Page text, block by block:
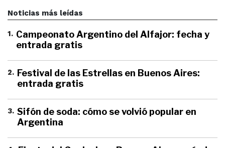
Noticias más leídas
1. Campeonato Argentino del Alfajor: fecha y
entrada gratis
2. Festival de las Estrellas en Buenos Aires:
entrada gratis
3. Sifón de soda: cómo se volvió popular en
Argentina